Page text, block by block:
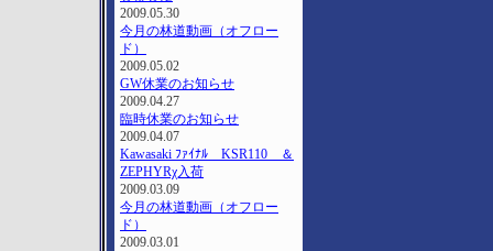
2009.05.30
今月の林道動画（オフロー
ド）
2009.05.02
GW休業のお知らせ
2009.04.27
臨時休業のお知らせ
2009.04.07
Kawasaki ﾌｧｲﾅﾙ KSR110 ＆
ZEPHYRχ入荷
2009.03.09
今月の林道動画（オフロー
ド）
2009.03.01